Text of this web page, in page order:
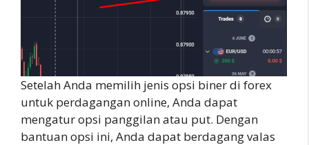
Setelah Anda memilih jenis opsi biner di forex
untuk perdagangan online, Anda dapat
mengatur opsi panggilan atau put. Dengan
bantuan opsi ini, Anda dapat berdagang valas